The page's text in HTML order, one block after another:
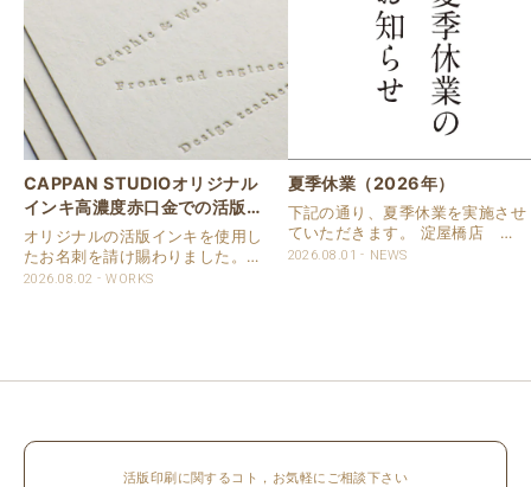
CAPPAN STUDIOオリジナル
インキ高濃度赤口金での活版名
刺
オリジナルの活版インキを使用し
たお名刺を請け賜わりました。
用紙は新バフン紙Nのきぬを使用
2026.08.02 WORKS
夏季休業（2026年）
下記の通り、夏季休業を実施させ
ていただきます。 淀屋橋店 通
常営業いたします。 奈良店 8月
2026.08.01 NEWS
活版印刷に関するコト，お気軽にご相談下さい